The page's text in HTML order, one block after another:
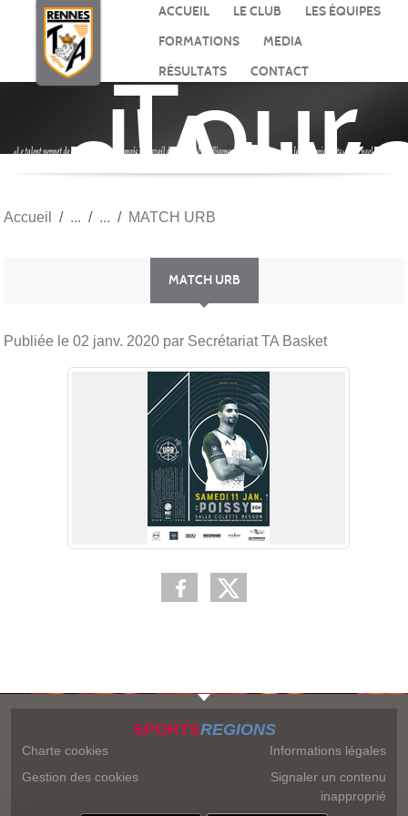
ACCUEIL LE CLUB
LES ÉQUIPES
FORMATIONS
MEDIA
RÉSULTATS
CONTACT
Tour
Accueil MATCH URB
MATCH URB
Publiée le 02 janv. 2020 par Secrétariat TA Basket
SPORTSREGIONS
Charte cookies
Gestion des cookies
Informations légales
Signaler un contenu
inapproprié
Panneau de gestion des cookies